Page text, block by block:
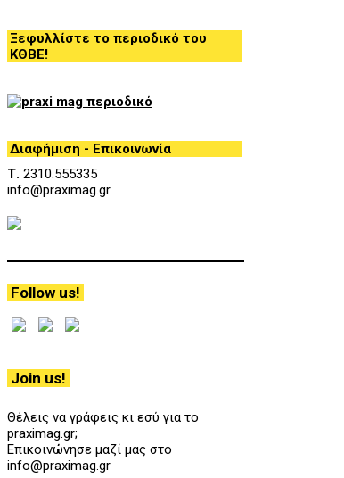
Ξεφυλλίστε το περιοδικό του
ΚΘΒΕ!
Διαφήμιση - Επικοινωνία
Τ. 2310.555335
info@praximag.gr
Follow us!
Join us!
Θέλεις να γράφεις κι εσύ για το
praximag.gr;
Επικοινώνησε μαζί μας στο
info@praximag.gr